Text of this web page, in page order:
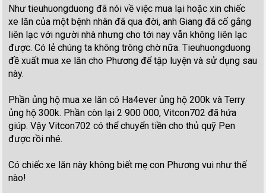
Như tieuhuongduong đã nói về việc mua lại hoặc xin chiếc
xe lăn của một bệnh nhân đã qua đời, anh Giang đã cố gắng
liên lạc với người nhà nhưng cho tới nay vẫn không liên lạc
được. Có lẻ chúng ta không trông chờ nữa. Tieuhuongduong
đề xuất mua xe lăn cho Phương để tập luyện và sử dụng sau
này.
Phần ủng hộ mua xe lăn có Ha4ever ủng hộ 200k và Terry
ủng hộ 300k. Phần còn lại 2 900 000, Vitcon702 đã hứa
giúp. Vậy Vitcon702 có thể chuyển tiền cho thủ quỹ Pen
được rồi nhé.
Có chiếc xe lăn này không biết mẹ con Phương vui như thế
nào!